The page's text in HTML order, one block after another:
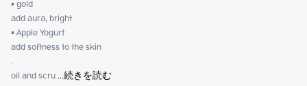
▪️ gold
add aura, bright
▪️ Apple Yogurt
add softness to the skin
.
oil and scru ...続きを読む